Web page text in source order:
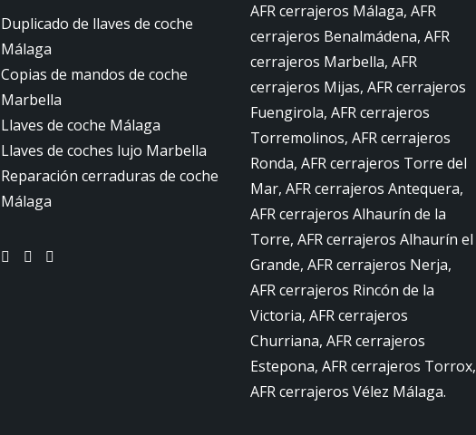
Duplicado de llaves de coche
Málaga
Copias de mandos de coche
Marbella
Llaves de coche Málaga
Llaves de coches lujo Marbella
Reparación cerraduras de coche
Málaga
AFR cerrajeros Málaga, AFR
cerrajeros Benalmádena, AFR
cerrajeros Marbella, AFR
cerrajeros Mijas, AFR cerrajeros
Fuengirola, AFR cerrajeros
Torremolinos, AFR cerrajeros
Ronda, AFR cerrajeros Torre del
Mar, AFR cerrajeros Antequera,
AFR cerrajeros Alhaurín de la
Torre, AFR cerrajeros Alhaurín el
Grande, AFR cerrajeros Nerja,
AFR cerrajeros Rincón de la
Victoria, AFR cerrajeros
Churriana, AFR cerrajeros
Estepona, AFR cerrajeros Torrox,
AFR cerrajeros Vélez Málaga.